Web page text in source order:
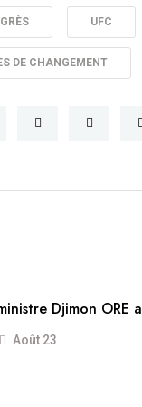
UFC
DE CHANGEMENT
Djimon ORE a
Août 23